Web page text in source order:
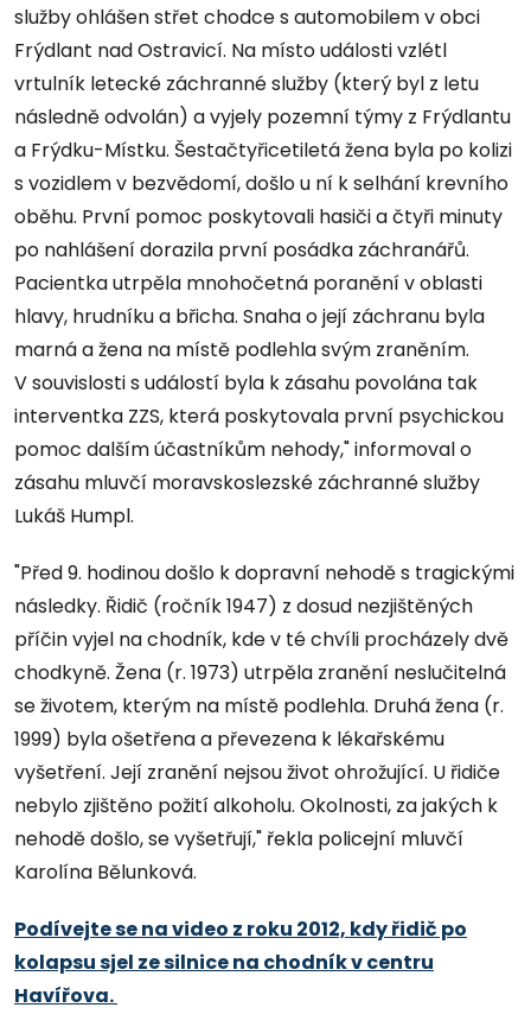
služby ohlášen střet chodce s automobilem v obci
Frýdlant nad Ostravicí. Na místo události vzlétl
vrtulník letecké záchranné služby (který byl z letu
následně odvolán) a vyjely pozemní týmy z Frýdlantu
a Frýdku-Místku. Šestačtyřicetiletá žena byla po kolizi
s vozidlem v bezvědomí, došlo u ní k selhání krevního
oběhu. První pomoc poskytovali hasiči a čtyři minuty
po nahlášení dorazila první posádka záchranářů.
Pacientka utrpěla mnohočetná poranění v oblasti
hlavy, hrudníku a břicha. Snaha o její záchranu byla
marná a žena na místě podlehla svým zraněním.
V souvislosti s událostí byla k zásahu povolána tak
interventka ZZS, která poskytovala první psychickou
pomoc dalším účastníkům nehody," informoval o
zásahu mluvčí moravskoslezské záchranné služby
Lukáš Humpl.
"Před 9. hodinou došlo k dopravní nehodě s tragickými
následky. Řidič (ročník 1947) z dosud nezjištěných
příčin vyjel na chodník, kde v té chvíli procházely dvě
chodkyně. Žena (r. 1973) utrpěla zranění neslučitelná
se životem, kterým na místě podlehla. Druhá žena (r.
1999) byla ošetřena a převezena k lékařskému
vyšetření. Její zranění nejsou život ohrožující. U řidiče
nebylo zjištěno požití alkoholu. Okolnosti, za jakých k
nehodě došlo, se vyšetřují," řekla policejní mluvčí
Karolína Bělunková.
Podívejte se na video z roku 2012, kdy řidič po
kolapsu sjel ze silnice na chodník v centru
Havířova.